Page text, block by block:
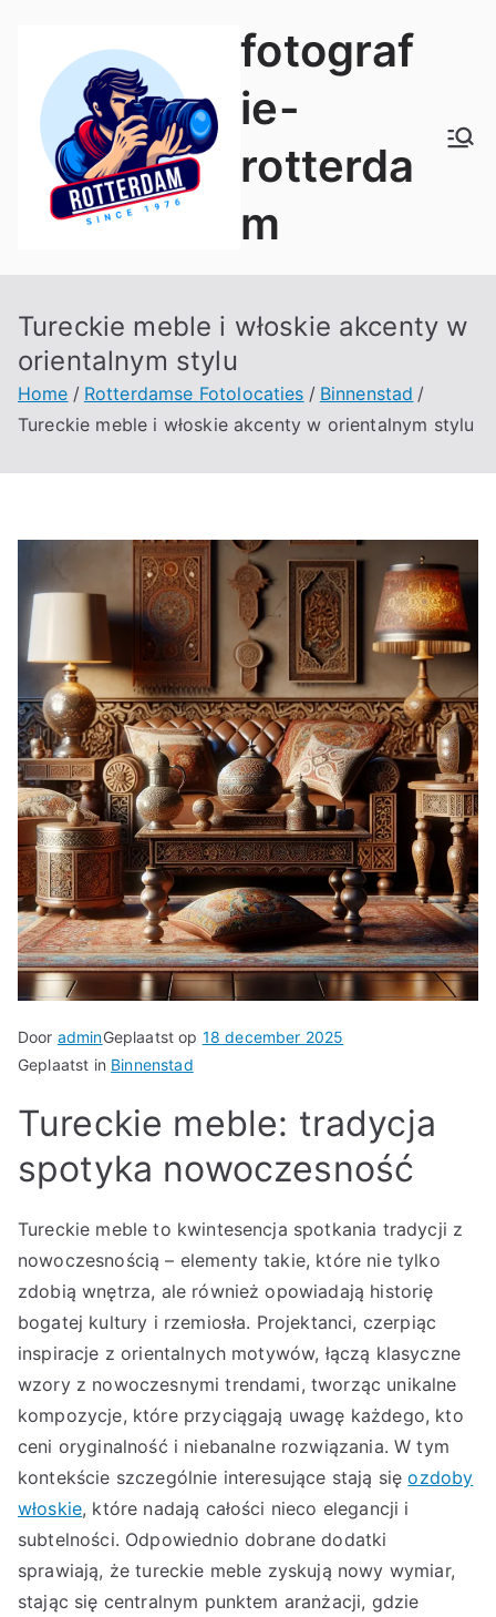
inhoud
springen
fotograf
ie-
rotterda
m
Tureckie meble i włoskie akcenty w
orientalnym stylu
Home Rotterdamse Fotolocaties
Binnenstad
Tureckie meble i włoskie akcenty w orientalnym stylu
Door adminGeplaatst op 18 december 2025
Geplaatst in Binnenstad
Tureckie meble: tradycja
spotyka nowoczesność
Tureckie meble to kwintesencja spotkania tradycji z
nowoczesnością – elementy takie, które nie tylko
zdobią wnętrza, ale również opowiadają historię
bogatej kultury i rzemiosła. Projektanci, czerpiąc
inspiracje z orientalnych motywów, łączą klasyczne
wzory z nowoczesnymi trendami, tworząc unikalne
kompozycje, które przyciągają uwagę każdego, kto
ceni oryginalność i niebanalne rozwiązania. W tym
kontekście szczególnie interesujące stają sięozdoby
włoskie, które nadają całości nieco elegancji i
subtelności. Odpowiednio dobrane dodatki
sprawiają, że tureckie meble zyskują nowy wymiar,
stając się centralnym punktem aranżacji, gdzie